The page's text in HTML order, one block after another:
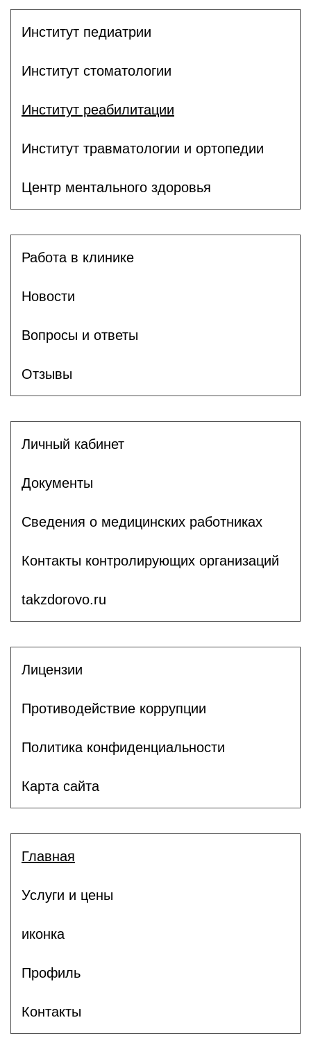
Институт педиатрии
Институт стоматологии
Институт реабилитации
Институт травматологии и ортопедии
Центр ментального здоровья
Работа в клинике
Новости
Вопросы и ответы
Отзывы
Личный кабинет
Документы
Сведения о медицинских работниках
Контакты контролирующих организаций
takzdorovo.ru
Лицензии
Противодействие коррупции
Политика конфиденциальности
Карта сайта
Главная
Услуги и цены
иконка
Профиль
Контакты